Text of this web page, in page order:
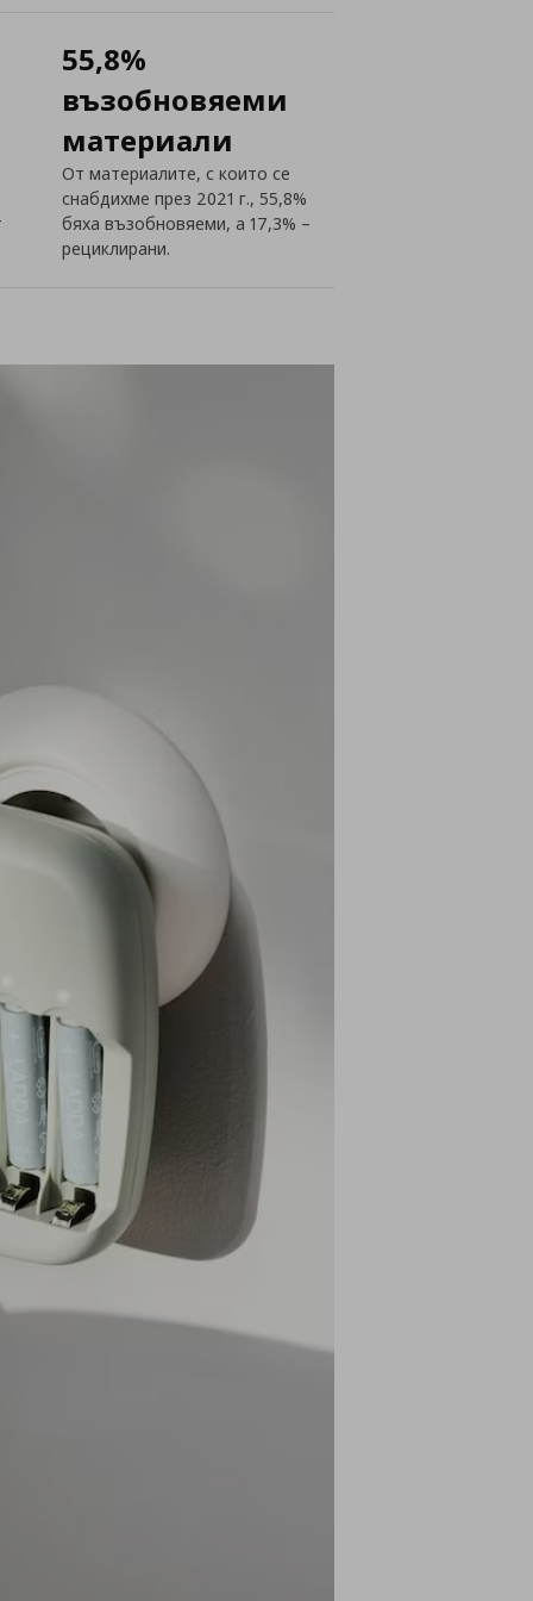
55,8%
възобновяеми
материали
От материалите, с които се
снабдихме през 2021 г., 55,8%
бяха възобновяеми, а 17,3% –
рециклирани.